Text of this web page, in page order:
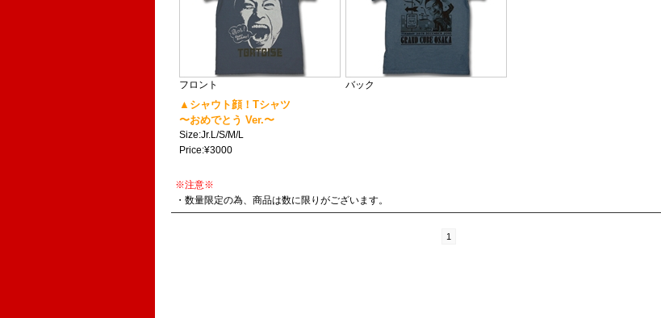
フロント バック
▲シャウト顔！Tシャツ
〜おめでとう Ver.〜
Size:Jr.L/S/M/L
Price:¥3000
※注意※
・数量限定の為、商品は数に限りがございます。
1